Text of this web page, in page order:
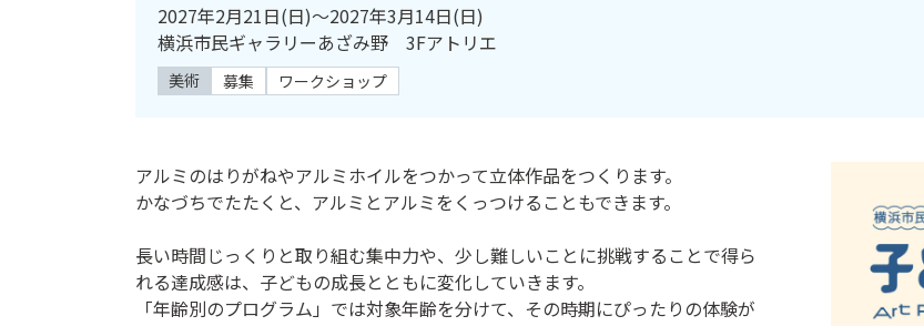
2027年2月21日(日)～2027年3月14日(日)
横浜市民ギャラリーあざみ野 3Fアトリエ
美術 募集 ワークショップ
アルミのはりがねやアルミホイルをつかって立体作品をつくります。
かなづちでたたくと、アルミとアルミをくっつけることもできます。
長い時間じっくりと取り組む集中力や、少し難しいことに挑戦することで得ら
れる達成感は、子どもの成長とともに変化していきます。
「年齢別のプログラム」では対象年齢を分けて、その時期にぴったりの体験が